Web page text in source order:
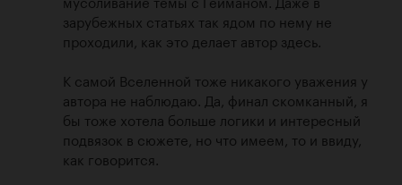
зарубежных статьях так ядом по нему не
проходили, как это делает автор здесь.
К самой Вселенной тоже никакого уважения у
автора не наблюдаю. Да, финал скомканный, я
бы тоже хотела больше логики и интересный
подвязок в сюжете, но что имеем, то и ввиду,
как говорится.